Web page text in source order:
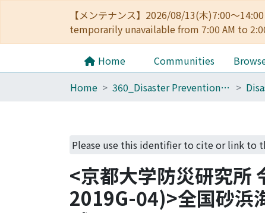
【メンテナンス】2026/08/13(木)7:00～
temporarily unavailable from 7:00 AM to
Home Communities
Home
360_Disaster Prevention Research Institute
Please use this identifier to cite or link to
<京都大学防災研究所
2019G-04)>全国砂浜